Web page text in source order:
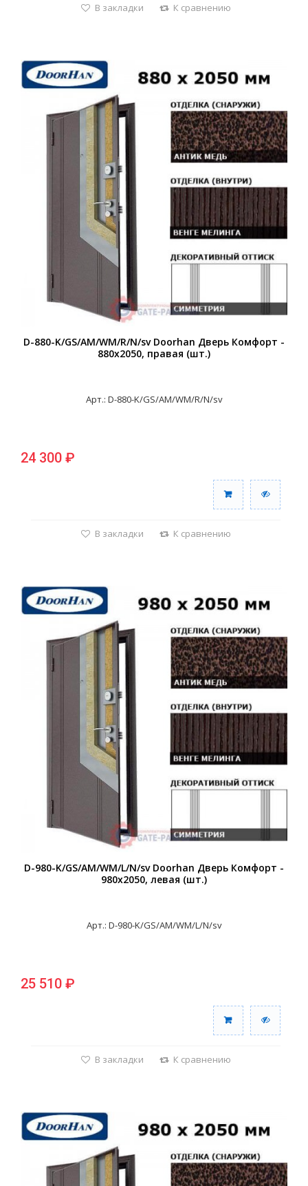
В закладки К сравнению
D-880-K/GS/AM/WM/R/N/sv Doorhan Дверь Комфорт -
880х2050, правая (шт.)
Арт.: D-880-K/GS/AM/WM/R/N/sv
24 300 ₽
В закладки К сравнению
D-980-K/GS/AM/WM/L/N/sv Doorhan Дверь Комфорт -
980х2050, левая (шт.)
Арт.: D-980-K/GS/AM/WM/L/N/sv
25 510 ₽
В закладки К сравнению